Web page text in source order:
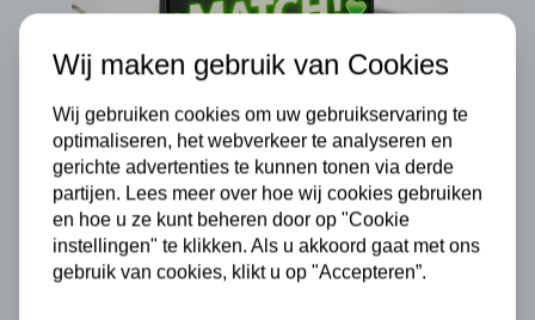
Last van bindingsangst?
Ontdek ons Tesla shortlease
Wij maken gebruik van Cookies
Wij gebruiken cookies om uw gebruikservaring te
optimaliseren, het webverkeer te analyseren en
gerichte advertenties te kunnen tonen via derde
partijen. Lees meer over hoe wij cookies gebruiken
en hoe u ze kunt beheren door op "Cookie
instellingen" te klikken. Als u akkoord gaat met ons
gebruik van cookies, klikt u op "Accepteren”.